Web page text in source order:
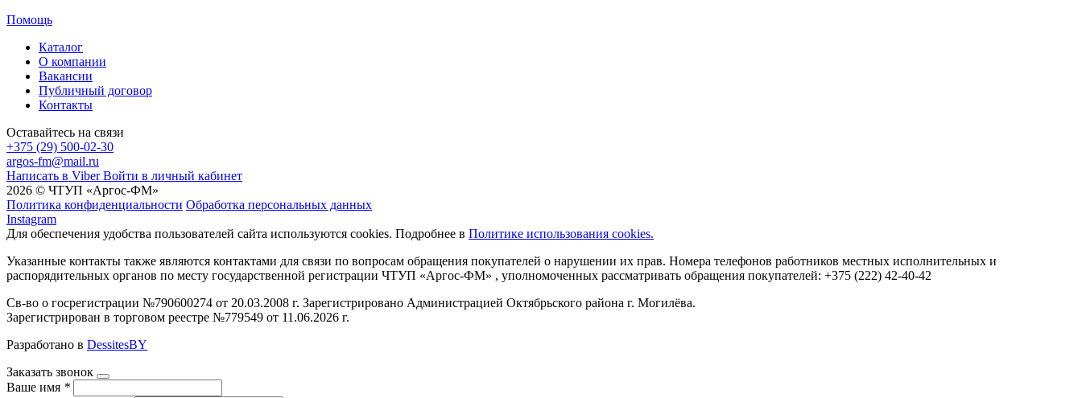
Помощь
Каталог
О компании
Вакансии
Публичный договор
Контакты
Оставайтесь на связи
+375 (29) 500-02-30
argos-fm@mail.ru
Написать в Viber Войти в личный кабинет
2026 © ЧТУП «Аргос-ФМ»
Политика конфиденциальности Обработка персональных данных
Instagram
Для обеспечения удобства пользователей сайта используются cookies. Подробнее в Политике использования cookies.
Указанные контакты также являются контактами для связи по вопросам обращения покупателей о нарушении их прав. Номера телефонов работников местных исполнительных и
распорядительных органов по месту государственной регистрации ЧТУП «Аргос-ФМ» , уполномоченных рассматривать обращения покупателей: +375 (222) 42-40-42
Св-во о госрегистрации №790600274 от 20.03.2008 г. Зарегистрировано Администрацией Октябрьского района г. Могилёва.
Зарегистрирован в торговом реестре №779549 от 11.06.2026 г.
Разработано в DessitesBY
Заказать звонок
Ваше имя *